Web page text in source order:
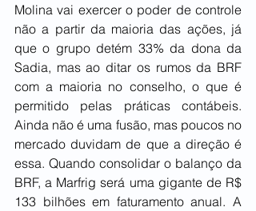
Molina vai exercer o poder de controle
não a partir da maioria das ações, já
que o grupo detém 33% da dona da
Sadia, mas ao ditar os rumos da BRF
com a maioria no conselho, o que é
permitido pelas práticas contábeis.
Ainda não é uma fusão, mas poucos no
mercado duvidam de que a direção é
essa. Quando consolidar o balanço da
BRF, a Marfrig será uma gigante de R$
133 bilhões em faturamento anual. A